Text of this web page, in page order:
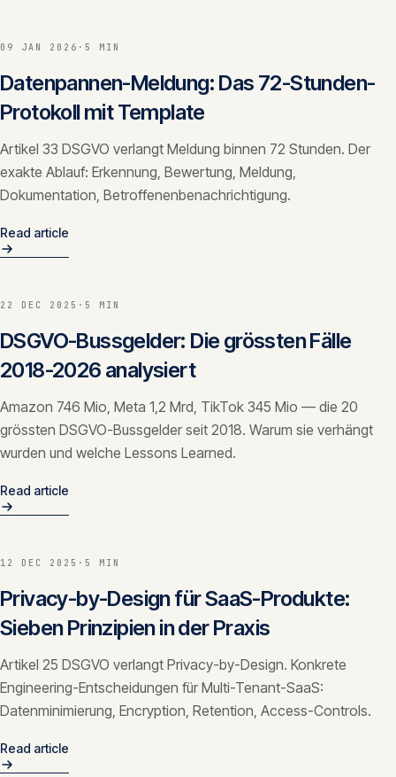
09 JAN 2026 · 5 MIN
Datenpannen-Meldung: Das 72-Stunden-
Protokoll mit Template
Artikel 33 DSGVO verlangt Meldung binnen 72 Stunden. Der
exakte Ablauf: Erkennung, Bewertung, Meldung,
Dokumentation, Betroffenenbenachrichtigung.
Read article
22 DEC 2025 · 5 MIN
DSGVO-Bussgelder: Die grössten Fälle
2018-2026 analysiert
Amazon 746 Mio, Meta 1,2 Mrd, TikTok 345 Mio — die 20
grössten DSGVO-Bussgelder seit 2018. Warum sie verhängt
wurden und welche Lessons Learned.
Read article
12 DEC 2025 · 5 MIN
Privacy-by-Design für SaaS-Produkte:
Sieben Prinzipien in der Praxis
Artikel 25 DSGVO verlangt Privacy-by-Design. Konkrete
Engineering-Entscheidungen für Multi-Tenant-SaaS:
Datenminimierung, Encryption, Retention, Access-Controls.
Read article